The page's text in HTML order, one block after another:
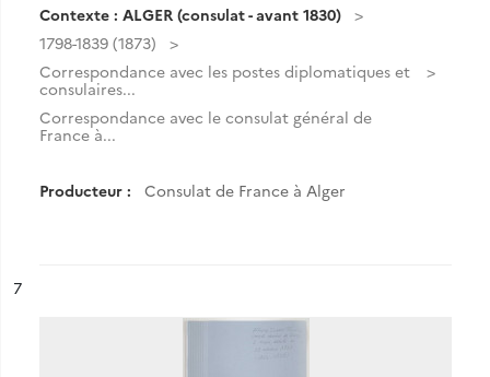
Contexte : ALGER (consulat - avant 1830)
1798-1839 (1873)
Correspondance avec les postes diplomatiques et
consulaires...
Correspondance avec le consulat général de
France à...
Producteur : Consulat de France à Alger
n°
7